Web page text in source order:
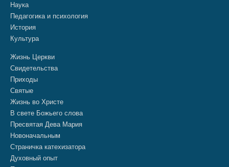
Наука
Педагогика и психология
История
Культура
Жизнь Церкви
Свидетельства
Приходы
Святые
Жизнь во Христе
В свете Божьего слова
Пресвятая Дева Мария
Новоначальным
Страничка катехизатора
Духовный опыт